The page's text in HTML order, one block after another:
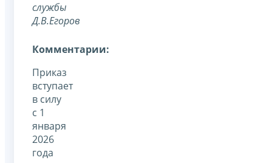
службы
Д.В.Егоров
Комментарии:
Приказ
вступает
в силу
с 1
января
2026
года